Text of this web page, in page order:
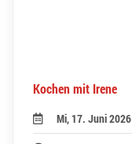
Kochen mit Irene
Mi, 17. Juni 2026